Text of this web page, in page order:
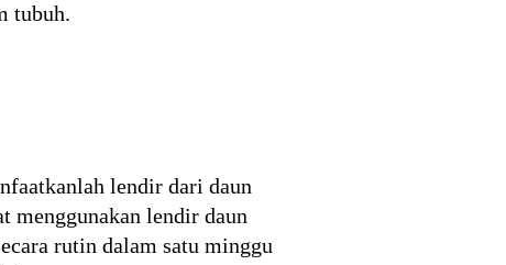
tubuh.
lendir dari daun
menggunakan lendir daun
rutin dalam satu minggu